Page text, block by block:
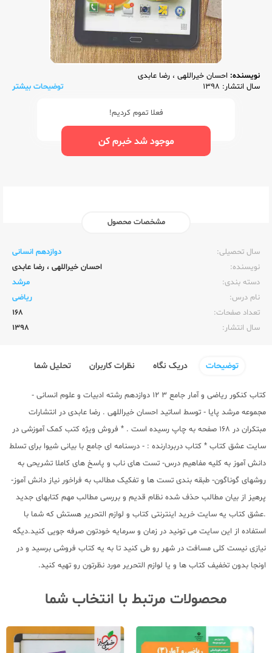
نویسنده: احسان خیراللهی ، رضا عابدی
سال انتشار: 1398
توضیحات بیشتر
فعلا تموم کردیم!
موجود شد خبرم کن
مشخصات محصول
سال تحصیلی:‌
دوازدهم انسانی
نویسنده:‌
احسان خیراللهی ، رضا عابدی
دسته بندی:
مرشد
نام درس:
ریاضی
تعداد صفحات:‌
168
سال انتشار:‌
1398
توضیحات دریک نگاه نظرات کاربران تحلیل شما
کتاب کنکور ریاضی و آمار جامع 3 12 دوازدهم رشته ادبیات و علوم انسانی -
مجموعه مرشد پایا - توسط اساتید احسان خیراللهی . رضا عابدی در انتشارات
مبتکران
در 168 صفحه به چاپ رسیده است . * فروش ویژه کتب کمک آموزشی در
سایت عشق کتاب * کتاب دربردارنده : - درسنامه ای جامع با بیانی شیوا برای تسلط
دانش آموز به کلیه مفاهیم درس- تست های ناب و پاسخ های کاملا تشریحی به
روشهای گوناگون- طبقه بندی تست ها و تفکیک مطالب به فراخور نیاز دانش آموز-
پرهیز از بیان مطالب حذف شده نظام قدیم و بررسی مطالب مهم کتابهای جدید
.عشق کتاب یه سایت خرید اینترنتی کتاب و لوازم التحریر هستش که شما با
استفاده از این سایت می تونید در زمان و سرمایه خودتون صرفه جویی کنید.دیگه
نیازی نیست کلی مسافت در شهر رو طی کنید تا به یه کتاب فروشی برسید و در
اونجا بدون تخفیف کتاب ها و یا لوازم التحریر مورد نظرتون رو تهیه کنید.
محصولات مرتبط با انتخاب شما